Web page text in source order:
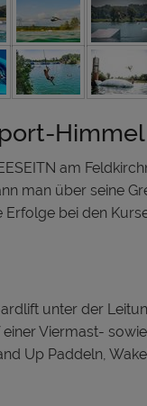
Himmel
am
man über seine
bei den
unter der
Viermast-
Up Paddeln,